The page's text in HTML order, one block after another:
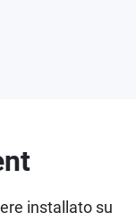
installato su